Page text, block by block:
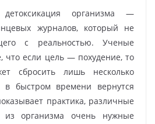
организма —
журналов, который не
с реальностью. Ученые
если цель — похудение, то
сбросить лишь несколько
в быстром времени вернутся
практика, различные
организма очень нужные